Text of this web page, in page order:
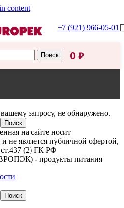
content
+7 (921) 966-05-01
Поиск 0 ₽
запросу, не обнаружено.
Поиск
на сайте носит
не является публичной офертой,
(2) ГК РФ
- продукты питания
Поиск